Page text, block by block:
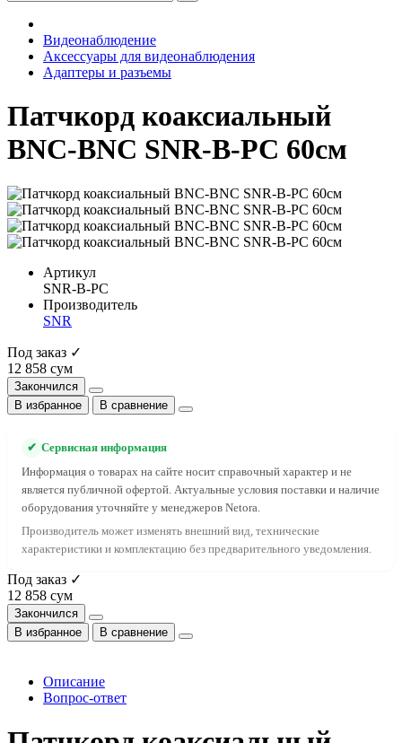
Видеонаблюдение
Аксессуары для видеонаблюдения
Адаптеры и разъемы
Патчкорд коаксиальный
BNC-BNC SNR-B-PC 60см
Артикул
SNR-B-PC
Производитель
SNR
Под заказ ✓
12 858 сум
Закончился
В избранное
В сравнение
✔ Сервисная информация
Информация о товарах на сайте носит справочный характер и не
является публичной офертой. Актуальные условия поставки и наличие
оборудования уточняйте у менеджеров Netora.
Производитель может изменять внешний вид, технические
характеристики и комплектацию без предварительного уведомления.
Под заказ ✓
12 858 сум
Закончился
В избранное
В сравнение
Описание
Вопрос-ответ